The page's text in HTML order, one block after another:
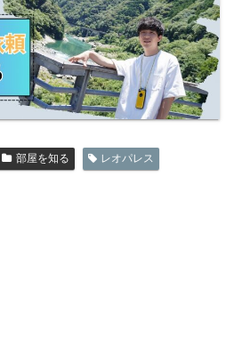
部屋を知る レオパレス